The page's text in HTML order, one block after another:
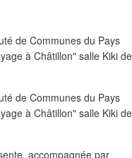
accompagnée par